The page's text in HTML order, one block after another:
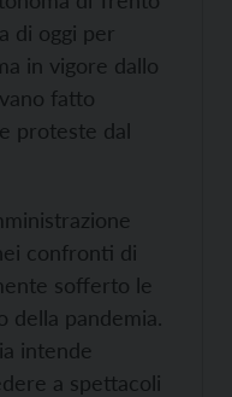
di oggi per
in vigore dallo
fatto
proteste dal
confronti di
sofferto le
della pandemia.
intende
a spettacoli